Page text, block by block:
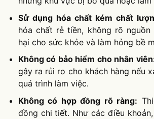
Sử dụng hóa chất kém chất
hóa chất rẻ tiền, không rõ
hại cho sức khỏe và làm hỏng bề
Không có bảo hiểm cho nhân
gây ra rủi ro cho khách hàng nếu
quá trình làm việc.
Không có hợp đồng rõ ràng:
đồng chi tiết. Như các điều